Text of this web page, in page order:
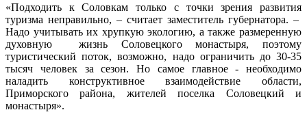
«Подходить к Соловкам только с точки зрения развития
туризма неправильно, – считает заместитель губернатора. –
Надо учитывать их хрупкую экологию, а также размеренную
духовную жизнь Соловецкого монастыря, поэтому
туристический поток, возможно, надо ограничить до 30-35
тысяч человек за сезон. Но самое главное - необходимо
наладить конструктивное взаимодействие области,
Приморского района, жителей поселка Соловецкий и
монастыря».